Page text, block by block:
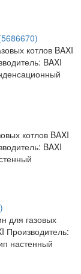
котлов BAXI
BAXI
котлов BAXI
BAXI
для газовых
Производитель:
настенный